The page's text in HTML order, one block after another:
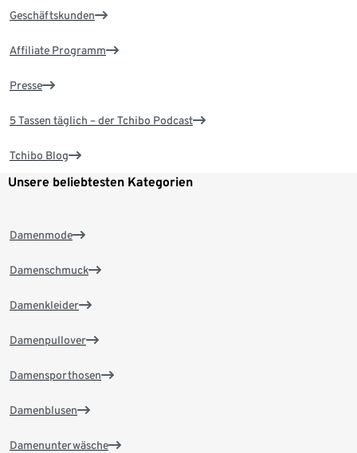
Geschäftskunden
Affiliate Programm
Presse
5 Tassen täglich – der Tchibo Podcast
Tchibo Blog
Unsere beliebtesten Kategorien
Damenmode
Damenschmuck
Damenkleider
Damenpullover
Damensporthosen
Damenblusen
Damenunterwäsche